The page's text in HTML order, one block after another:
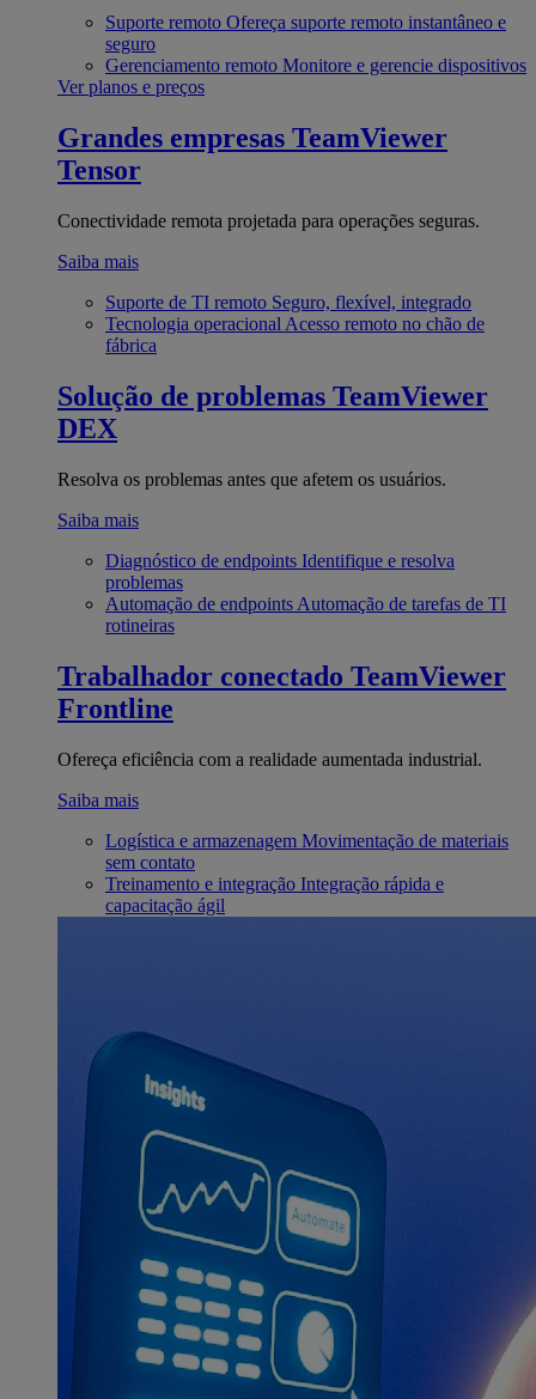
Suporte remoto Ofereça suporte remoto instantâneo e
seguro
Gerenciamento remoto Monitore e gerencie dispositivos
Ver planos e preços
Grandes empresas TeamViewer
Tensor
Conectividade remota projetada para operações seguras.
Saiba mais
Suporte de TI remoto Seguro, flexível, integrado
Tecnologia operacional Acesso remoto no chão de
fábrica
Solução de problemas TeamViewer
DEX
Resolva os problemas antes que afetem os usuários.
Saiba mais
Diagnóstico de endpoints Identifique e resolva
problemas
Automação de endpoints Automação de tarefas de TI
rotineiras
Trabalhador conectado TeamViewer
Frontline
Ofereça eficiência com a realidade aumentada industrial.
Saiba mais
Logística e armazenagem Movimentação de materiais
sem contato
Treinamento e integração Integração rápida e
capacitação ágil